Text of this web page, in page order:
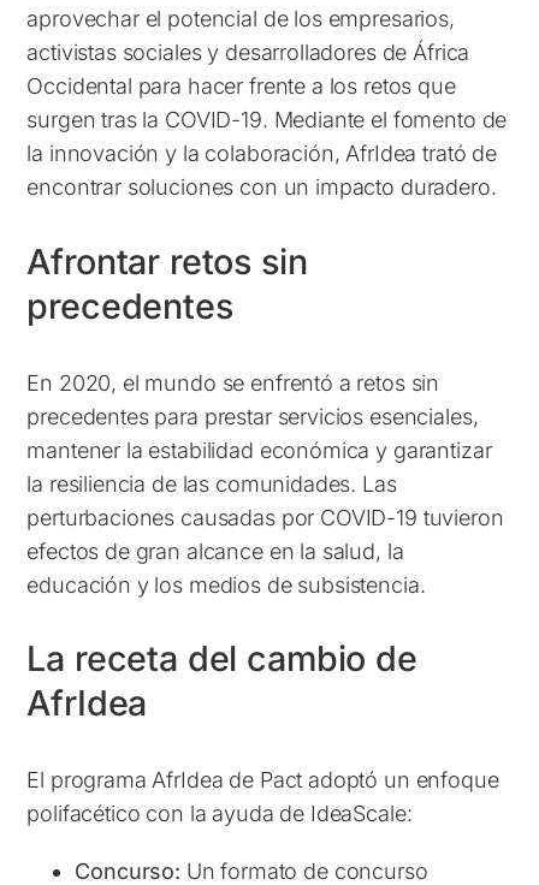
aprovechar el potencial de los empresarios,
activistas sociales y desarrolladores de África
Occidental para hacer frente a los retos que
surgen tras la COVID-19. Mediante el fomento de
la innovación y la colaboración, AfrIdea trató de
encontrar soluciones con un impacto duradero.
Afrontar retos sin
precedentes
En 2020, el mundo se enfrentó a retos sin
precedentes para prestar servicios esenciales,
mantener la estabilidad económica y garantizar
la resiliencia de las comunidades. Las
perturbaciones causadas por COVID-19 tuvieron
efectos de gran alcance en la salud, la
educación y los medios de subsistencia.
La receta del cambio de
AfrIdea
El programa AfrIdea de Pact adoptó un enfoque
polifacético con la ayuda de IdeaScale:
Concurso: Un formato de concurso